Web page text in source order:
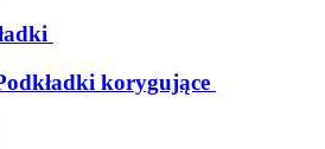
korygujące